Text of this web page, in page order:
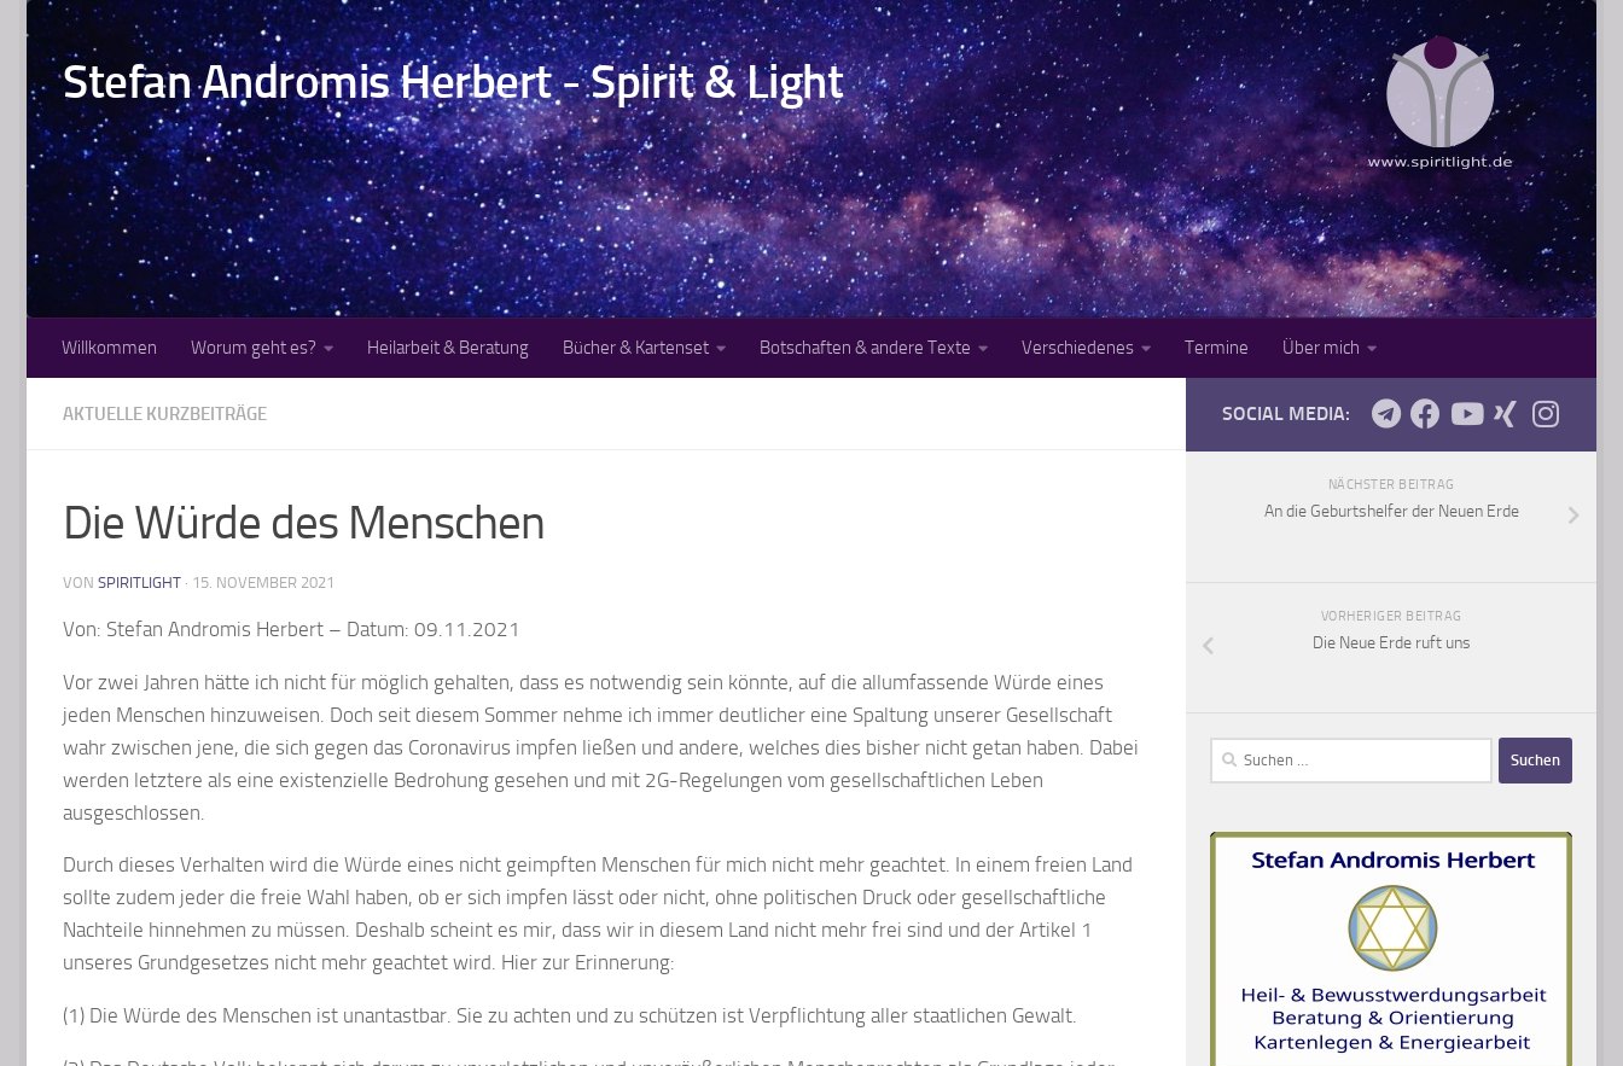
Zum Inhalt springen
Stefan Andromis Herbert - Spirit & Light
Willkommen Worum geht es? Heilarbeit & Beratung Bücher & Kartenset Botschaften & andere Texte Verschiedenes Termine Über mich
AKTUELLE KURZBEITRÄGE
Die Würde des Menschen
VON SPIRITLIGHT · 15. NOVEMBER 2021
Von: Stefan Andromis Herbert – Datum: 09.11.2021
Vor zwei Jahren hätte ich nicht für möglich gehalten, dass es notwendig sein könnte, auf die allumfassende Würde eines
jeden Menschen hinzuweisen. Doch seit diesem Sommer nehme ich immer deutlicher eine Spaltung unserer Gesellschaft
wahr zwischen jene, die sich gegen das Coronavirus impfen ließen und andere, welches dies bisher nicht getan haben. Dabei
werden letztere als eine existenzielle Bedrohung gesehen und mit 2G-Regelungen vom gesellschaftlichen Leben
ausgeschlossen.
Durch dieses Verhalten wird die Würde eines nicht geimpften Menschen für mich nicht mehr geachtet. In einem freien Land
sollte zudem jeder die freie Wahl haben, ob er sich impfen lässt oder nicht, ohne politischen Druck oder gesellschaftliche
Nachteile hinnehmen zu müssen. Deshalb scheint es mir, dass wir in diesem Land nicht mehr frei sind und der Artikel 1
unseres Grundgesetzes nicht mehr geachtet wird. Hier zur Erinnerung:
(1) Die Würde des Menschen ist unantastbar. Sie zu achten und zu schützen ist Verpflichtung aller staatlichen Gewalt.
SOCIAL MEDIA:
NÄCHSTER BEITRAG
An die Geburtshelfer der Neuen Erde
VORHERIGER BEITRAG
Die Neue Erde ruft uns
Suchen